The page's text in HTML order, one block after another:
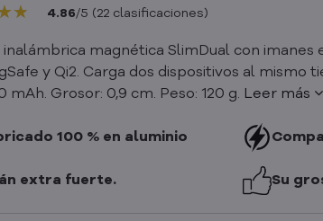
4.86/5 (22 clasificaciones)
inalámbrica magnética SlimDual con imanes
y Qi2. Carga dos dispositivos al mismo
mAh. Grosor: 0,9 cm. Peso: 120 g. Leer más
100 % en aluminio
extra fuerte. Su